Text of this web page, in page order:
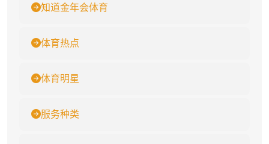
知道金年会体育
体育热点
体育明星
服务种类